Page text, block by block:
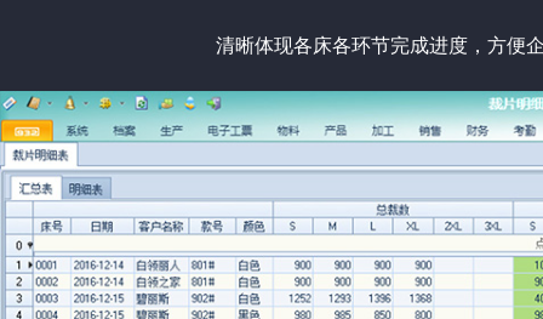
清晰体现各床各环节完成进度，方便